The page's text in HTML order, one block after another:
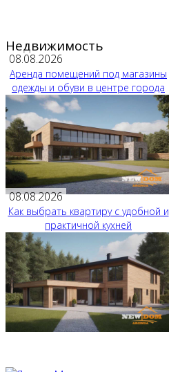
Недвижимость
08.08.2026
Аренда помещений под магазины
одежды и обуви в центре города
08.08.2026
Как выбрать квартиру с удобной и
практичной кухней